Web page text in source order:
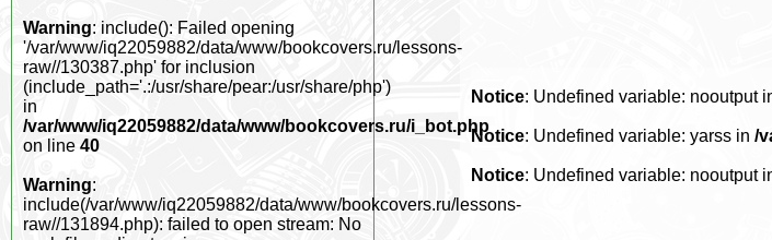
Notice: Undefined variable: nooutput
Notice: Undefined variable: yarss in/
Notice: Undefined variable: nooutput
Warning: include(): Failed opening
'/var/www/iq22059882/data/www/bookcovers.ru/lessons-
raw//130387.php' for inclusion
(include_path='.:/usr/share/pear:/usr/share/php')
in
/var/www/iq22059882/data/www/bookcovers.ru/i_bot.php
on line 40
Warning:
include(/var/www/iq22059882/data/www/bookcovers.ru/lessons-
raw//131894.php): failed to open stream: No